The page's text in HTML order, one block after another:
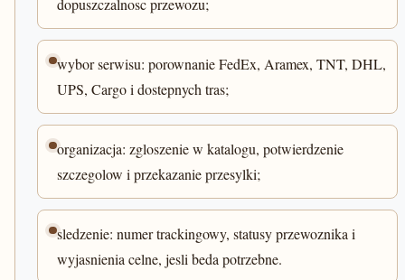
dopuszczalnosc przewozu;
wybor serwisu: porownanie FedEx, Aramex, TNT, DHL,
UPS, Cargo i dostepnych tras;
organizacja: zgloszenie w katalogu, potwierdzenie
szczegolow i przekazanie przesylki;
sledzenie: numer trackingowy, statusy przewoznika i
wyjasnienia celne, jesli beda potrzebne.